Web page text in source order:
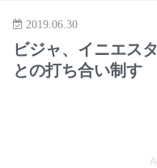
2019.06.30
ビジャ、イニエス
との打ち合い制す